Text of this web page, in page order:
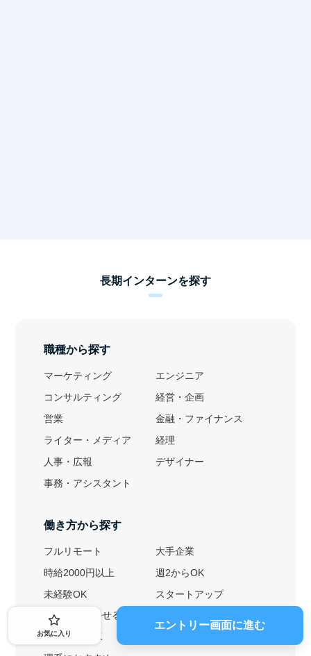
お気に入り
エントリー画面に進む
長期インターンを探す
職種から探す
マーケティング エンジニア
コンサルティング 経営・企画
営業 金融・ファイナンス
ライター・メディア 経理
人事・広報 デザイナー
事務・アシスタント
働き方から探す
フルリモート 大手企業
時給2000円以上 週2からOK
未経験OK スタートアップ
英語力を活かせる
1ヶ月からOK